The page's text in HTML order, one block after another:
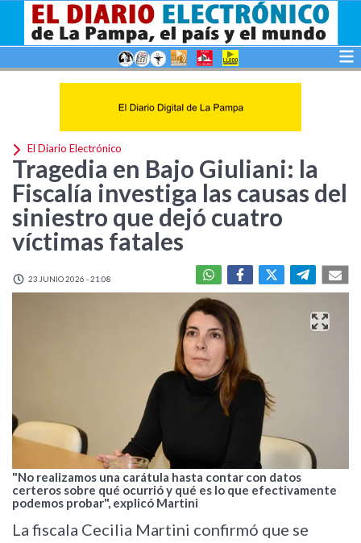
El Diario Electrónico
Tragedia en Bajo Giuliani: la
Fiscalía investiga las causas del
siniestro que dejó cuatro
víctimas fatales
23 JUNIO 2026 - 21:08
"No realizamos una carátula hasta contar con datos
certeros sobre qué ocurrió y qué es lo que efectivamente
podemos probar", explicó Martini
La fiscala Cecilia Martini confirmó que se